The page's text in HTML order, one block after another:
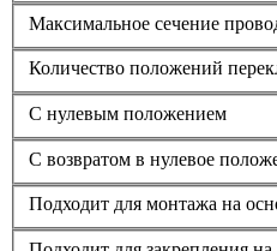
Максимальное сечение
Количество положений
С нулевым положением
С возвратом в нулевое
Подходит для монтажа на